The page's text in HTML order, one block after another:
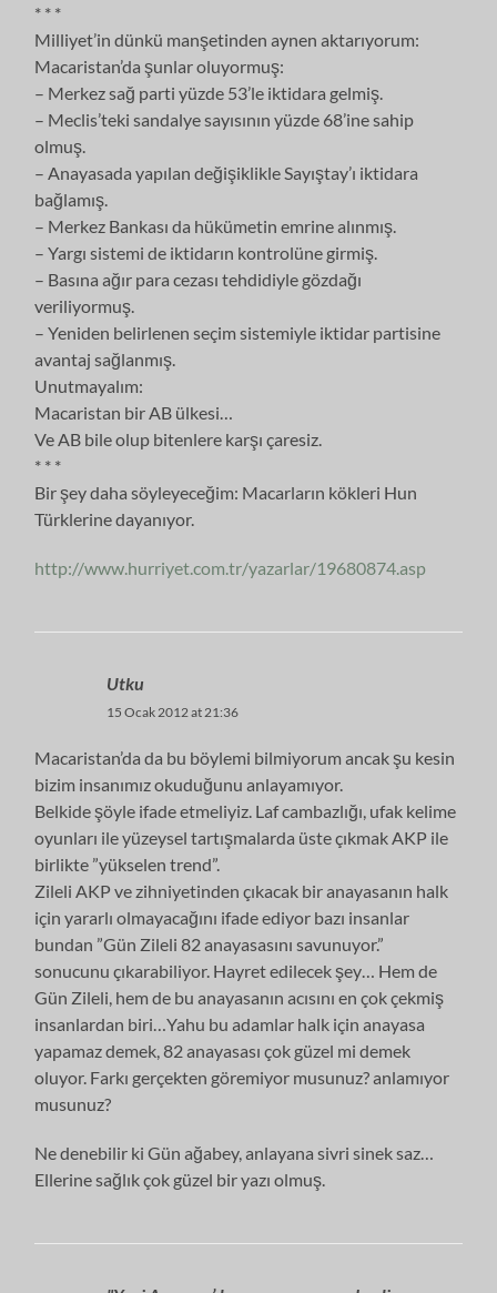
* * *
Milliyet’in dünkü manşetinden aynen aktarıyorum:
Macaristan’da şunlar oluyormuş:
– Merkez sağ parti yüzde 53’le iktidara gelmiş.
– Meclis’teki sandalye sayısının yüzde 68’ine sahip
olmuş.
– Anayasada yapılan değişiklikle Sayıştay’ı iktidara
bağlamış.
– Merkez Bankası da hükümetin emrine alınmış.
– Yargı sistemi de iktidarın kontrolüne girmiş.
– Basına ağır para cezası tehdidiyle gözdağı
veriliyormuş.
– Yeniden belirlenen seçim sistemiyle iktidar partisine
avantaj sağlanmış.
Unutmayalım:
Macaristan bir AB ülkesi…
Ve AB bile olup bitenlere karşı çaresiz.
* * *
Bir şey daha söyleyeceğim: Macarların kökleri Hun
Türklerine dayanıyor.
http://www.hurriyet.com.tr/yazarlar/19680874.asp
Utku
15 Ocak 2012 at 21:36
Macaristan’da da bu böylemi bilmiyorum ancak şu kesin
bizim insanımız okuduğunu anlayamıyor.
Belkide şöyle ifade etmeliyiz. Laf cambazlığı, ufak kelime
oyunları ile yüzeysel tartışmalarda üste çıkmak AKP ile
birlikte ”yükselen trend”.
Zileli AKP ve zihniyetinden çıkacak bir anayasanın halk
için yararlı olmayacağını ifade ediyor bazı insanlar
bundan ”Gün Zileli 82 anayasasını savunuyor.”
sonucunu çıkarabiliyor. Hayret edilecek şey… Hem de
Gün Zileli, hem de bu anayasanın acısını en çok çekmiş
insanlardan biri…Yahu bu adamlar halk için anayasa
yapamaz demek, 82 anayasası çok güzel mi demek
oluyor. Farkı gerçekten göremiyor musunuz? anlamıyor
musunuz?
Ne denebilir ki Gün ağabey, anlayana sivri sinek saz…
Ellerine sağlık çok güzel bir yazı olmuş.